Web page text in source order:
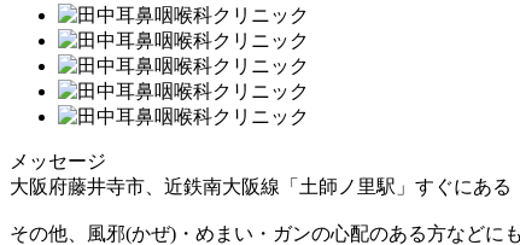
メッセージ
大阪府藤井寺市、近鉄南大阪線「土師ノ里駅」すぐにあ
その他、風邪(かぜ)・めまい・ガンの心配のある方などに